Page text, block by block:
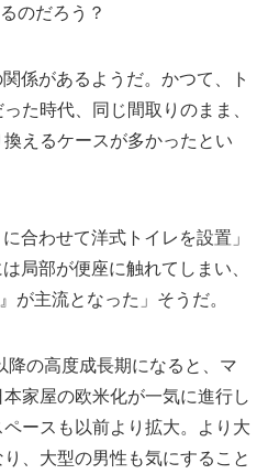
のだろう？
係があるようだ。かつて、ト
た時代、同じ間取りのまま、
えるケースが多かったとい
合わせて洋式トイレを設置」
局部が便座に触れてしまい、
主流となった」そうだ。
の高度成長期になると、マ
家屋の欧米化が一気に進行し
ースも以前より拡大。より大
、大型の男性も気にすること